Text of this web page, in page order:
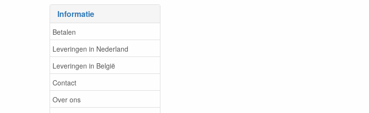
Informatie
Betalen
Leveringen in Nederland
Leveringen in België
Contact
Over ons